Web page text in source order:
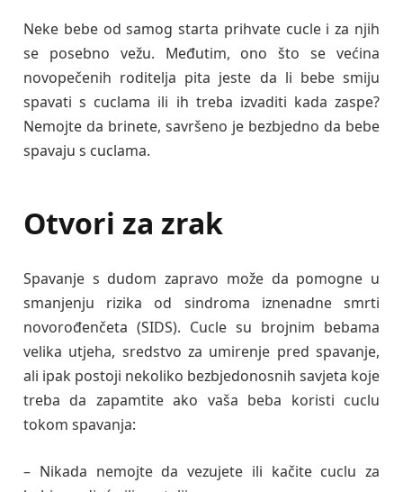
Neke bebe od samog starta prihvate cucle i za njih
se posebno vežu. Međutim, ono što se većina
novopečenih roditelja pita jeste da li bebe smiju
spavati s cuclama ili ih treba izvaditi kada zaspe?
Nemojte da brinete, savršeno je bezbjedno da bebe
spavaju s cuclama.
Otvori za zrak
Spavanje s dudom zapravo može da pomogne u
smanjenju rizika od sindroma iznenadne smrti
novorođenčeta (SIDS). Cucle su brojnim bebama
velika utjeha, sredstvo za umirenje pred spavanje,
ali ipak postoji nekoliko bezbjedonosnih savjeta koje
treba da zapamtite ako vaša beba koristi cuclu
tokom spavanja:
– Nikada nemojte da vezujete ili kačite cuclu za